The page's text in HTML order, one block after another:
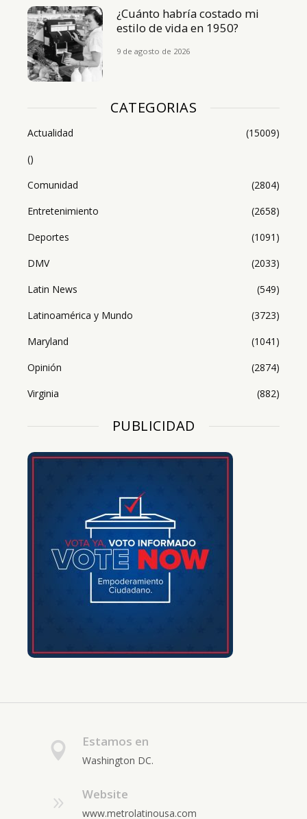
¿Cuánto habría costado mi
estilo de vida en 1950?
9 de agosto de 2026
CATEGORIAS
Actualidad
(15009)
()
Comunidad
(2804)
Entretenimiento
(2658)
Deportes
(1091)
DMV
(2033)
Latin News
(549)
Latinoamérica y Mundo
(3723)
Maryland
(1041)
Opinión
(2874)
Virginia
(882)
PUBLICIDAD
Estamos en
Washington DC.
Website
www.metrolatinousa.com